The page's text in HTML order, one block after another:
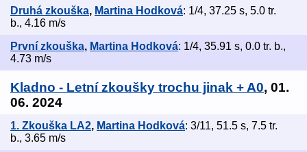
Druhá zkouška, Martina Hodková: 1/4, 37.25 s, 5.0 tr.
b., 4.16 m/s
První zkouška, Martina Hodková: 1/4, 35.91 s, 0.0 tr. b.,
4.73 m/s
Kladno - Letní zkoušky trochu jinak + A0, 01.
06. 2024
1. Zkouška LA2, Martina Hodková: 3/11, 51.5 s, 7.5 tr.
b., 3.65 m/s